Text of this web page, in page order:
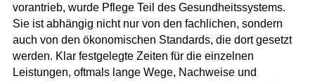
vorantrieb, wurde Pflege Teil des Gesundheitssystems.
Sie ist abhängig nicht nur von den fachlichen, sondern
auch von den ökonomischen Standards, die dort gesetzt
werden. Klar festgelegte Zeiten für die einzelnen
Leistungen, oftmals lange Wege, Nachweise und